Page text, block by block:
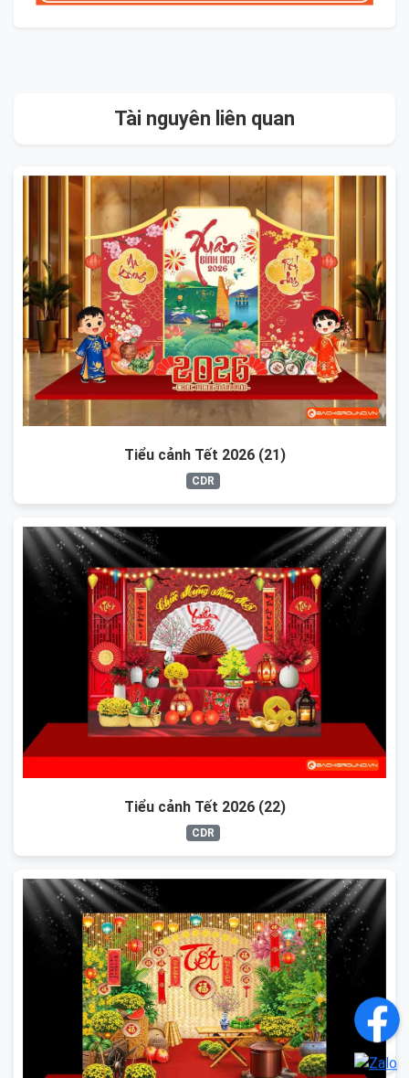
Tài nguyên liên quan
Tiểu cảnh Tết 2026 (21)
CDR
Tiểu cảnh Tết 2026 (22)
CDR